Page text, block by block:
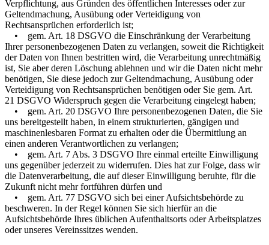
Verpflichtung, aus Gründen des öffentlichen Interesses oder zur
Geltendmachung, Ausübung oder Verteidigung von
Rechtsansprüchen erforderlich ist;
• gem. Art. 18 DSGVO die Einschränkung der Verarbeitung
Ihrer personenbezogenen Daten zu verlangen, soweit die Richtigkeit
der Daten von Ihnen bestritten wird, die Verarbeitung unrechtmäßig
ist, Sie aber deren Löschung ablehnen und wir die Daten nicht mehr
benötigen, Sie diese jedoch zur Geltendmachung, Ausübung oder
Verteidigung von Rechtsansprüchen benötigen oder Sie gem. Art.
21 DSGVO Widerspruch gegen die Verarbeitung eingelegt haben;
• gem. Art. 20 DSGVO Ihre personenbezogenen Daten, die Sie
uns bereitgestellt haben, in einem strukturierten, gängigen und
maschinenlesbaren Format zu erhalten oder die Übermittlung an
einen anderen Verantwortlichen zu verlangen;
• gem. Art. 7 Abs. 3 DSGVO Ihre einmal erteilte Einwilligung
uns gegenüber jederzeit zu widerrufen. Dies hat zur Folge, dass wir
die Datenverarbeitung, die auf dieser Einwilligung beruhte, für die
Zukunft nicht mehr fortführen dürfen und
• gem. Art. 77 DSGVO sich bei einer Aufsichtsbehörde zu
beschweren. In der Regel können Sie sich hierfür an die
Aufsichtsbehörde Ihres üblichen Aufenthaltsorts oder Arbeitsplatzes
oder unseres Vereinssitzes wenden.